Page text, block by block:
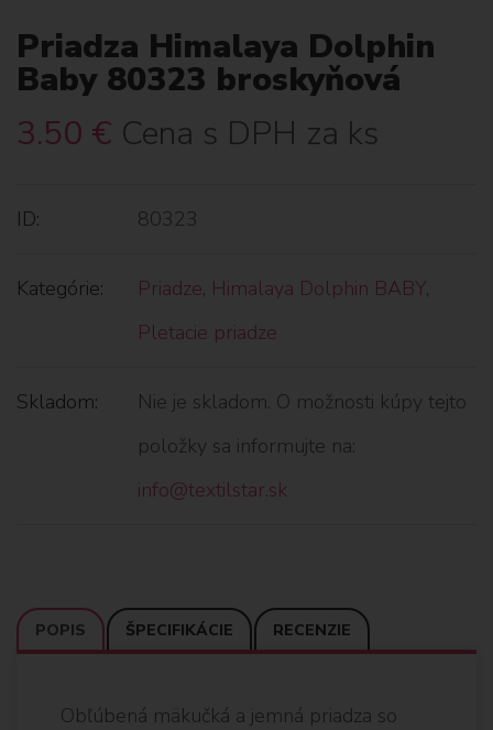
Priadza Himalaya Dolphin
Baby 80323 broskyňová
3.50 € Cena s DPH za ks
ID: 80323
Kategórie: Priadze, Himalaya Dolphin BABY,
Pletacie priadze
Skladom:
Nie je skladom. O možnosti kúpy tejto
položky sa informujte na:
info@textilstar.sk
POPIS ŠPECIFIKÁCIE RECENZIE
Obľúbená mäkučká a jemná priadza so